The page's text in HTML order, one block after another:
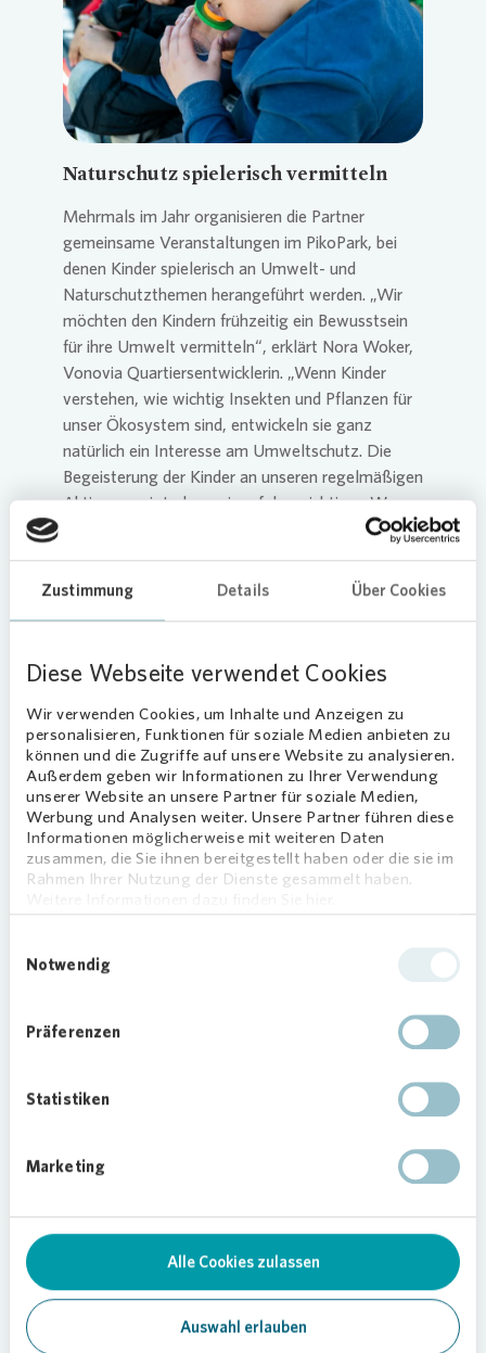
Zustimmung Details Über Cookies
Diese Webseite verwendet Cookies
Wir verwenden Cookies, um Inhalte und Anzeigen zu
personalisieren, Funktionen für soziale Medien anbieten zu
können und die Zugriffe auf unsere Website zu analysieren.
Außerdem geben wir Informationen zu Ihrer Verwendung
unserer Website an unsere Partner für soziale Medien,
Werbung und Analysen weiter. Unsere Partner führen diese
Informationen möglicherweise mit weiteren Daten
zusammen, die Sie ihnen bereitgestellt haben oder die sie im
Rahmen Ihrer Nutzung der Dienste gesammelt haben.
Notwendig
Präferenzen
Statistiken
Marketing
Alle Cookies zulassen
Auswahl erlauben
Loading...
Naturschutz spielerisch vermitteln
Mehrmals im Jahr organisieren die Partner
gemeinsame Veranstaltungen im PikoPark, bei
denen Kinder spielerisch an Umwelt- und
Naturschutzthemen herangeführt werden. „Wir
möchten den Kindern frühzeitig ein Bewusstsein
für ihre Umwelt vermitteln“, erklärt Nora Woker,
Vonovia Quartiersentwicklerin. „Wenn Kinder
verstehen, wie wichtig Insekten und Pflanzen für
unser Ökosystem sind, entwickeln sie ganz
natürlich ein Interesse am Umweltschutz. Die
Begeisterung der Kinder an unseren regelmäßigen
Aktionen zeigt, dass wir auf dem richtigen Weg
Mit Sitzgelegenheiten, Streuobstbäumen,
Nachbarschaftspark nicht nur als
Naturerlebnisse für alle Generationen direkt im
Quartier. Um den PikoPark fit für den Frühling zu
machen, packten die Kinder am Aktionstag
tatkräftig mit an, die jungen Bäume und Sträucher
zu begutachten und zu gießen.
Entdeckungstour für die jüngsten
Naturfreunde
Im Anschluss erklärte Janina Breckle vom NABU
Dortmund den kleinen Gärtnerinnen und Gärtnern
gemeinsamen Aktionen im PikoPark vermitteln
wir den Kindern wichtiges Wissen über die
heimische Natur. Sie lernen nicht nur Frühblüher
sondern verstehen auch, warum diese Pflanzen